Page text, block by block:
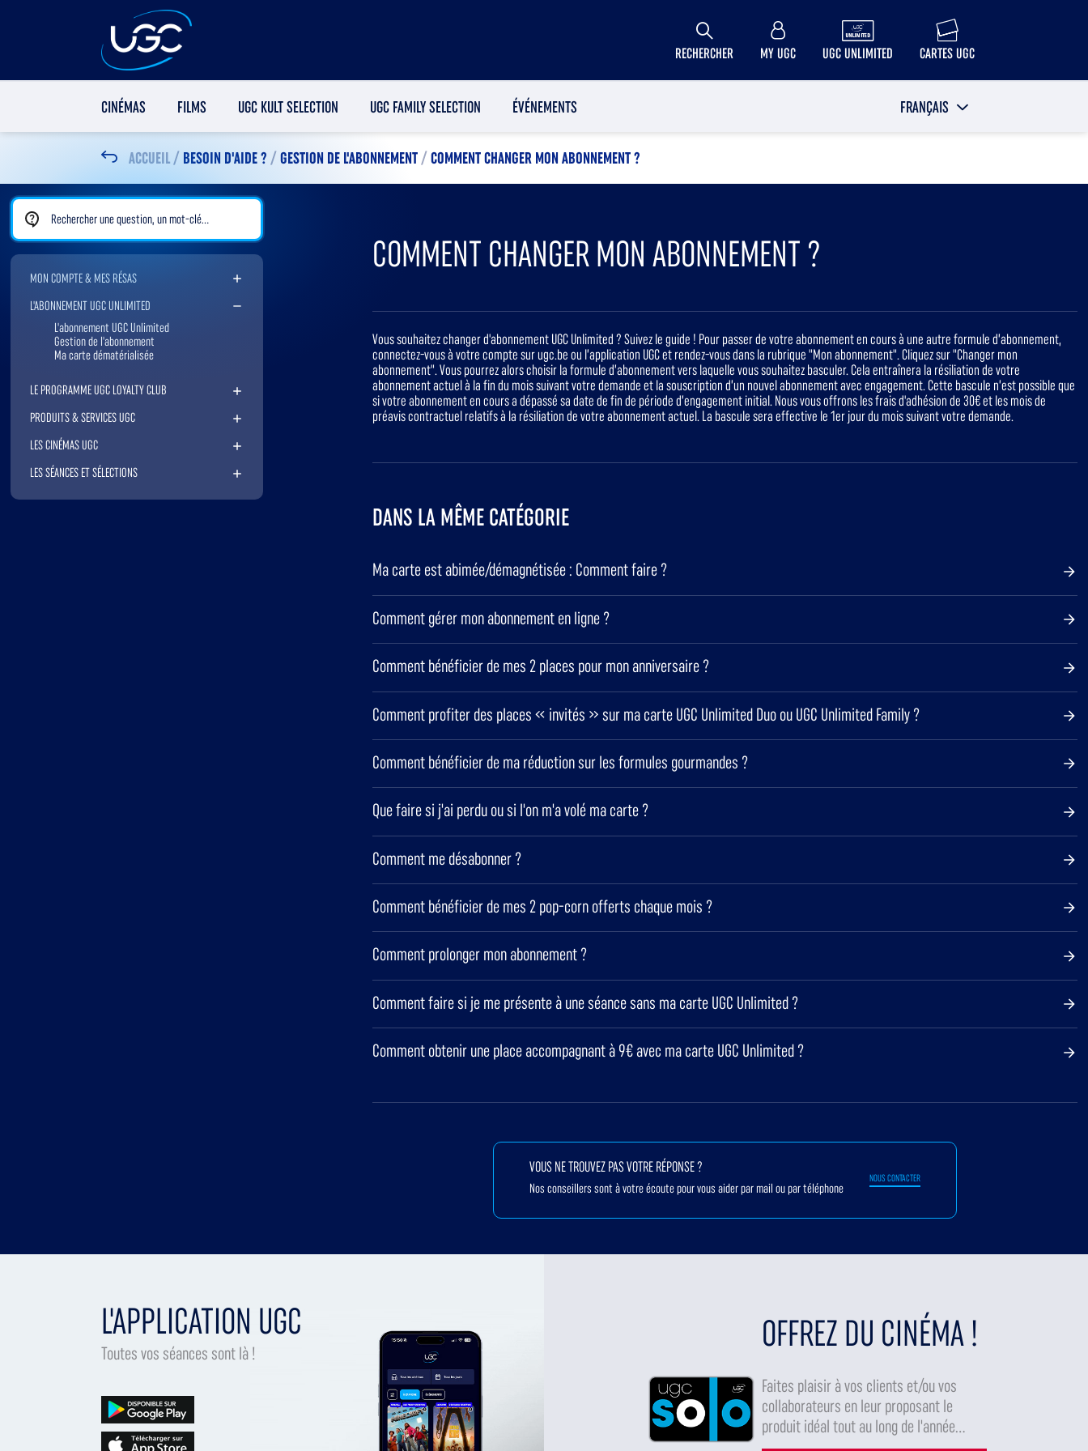
RECHERCHER MY UGC UGC UNLIMITED CARTES UGC
CINÉMAS FILMS UGC KULT SELECTION UGC FAMILY SELECTION ÉVÉNEMENTS FRANÇAIS
ACCUEIL/ BESOIN D'AIDE ? / GESTION DE L'ABONNEMENT/ COMMENT CHANGER MON ABONNEMENT ?
Rechercher une FAQ
MON COMPTE & MES RÉSAS
L'ABONNEMENT UGC UNLIMITED
L'abonnement UGC Unlimited
Gestion de l'abonnement
Ma carte dématérialisée
LE PROGRAMME UGC LOYALTY CLUB
PRODUITS & SERVICES UGC
LES CINÉMAS UGC
LES SÉANCES ET SÉLECTIONS
COMMENT CHANGER MON ABONNEMENT ?
Vous souhaitez changer d'abonnement UGC Unlimited ? Suivez le guide ! Pour passer de votre abonnement en cours à une autre formule d’abonnement,
connectez-vous à votre compte sur ugc.be ou l’application UGC et rendez-vous dans la rubrique "Mon abonnement". Cliquez sur "Changer mon
abonnement". Vous pourrez alors choisir la formule d’abonnement vers laquelle vous souhaitez basculer. Cela entraînera la résiliation de votre
abonnement actuel à la fin du mois suivant votre demande et la souscription d’un nouvel abonnement avec engagement. Cette bascule n’est possible que
si votre abonnement en cours a dépassé sa date de fin de période d’engagement initial. Nous vous offrons les frais d'adhésion de 30€ et les mois de
préavis contractuel relatifs à la résiliation de votre abonnement actuel. La bascule sera effective le 1er jour du mois suivant votre demande.
DANS LA MÊME CATÉGORIE
Ma carte est abimée/démagnétisée : Comment faire ?
Comment gérer mon abonnement en ligne ?
Comment bénéficier de mes 2 places pour mon anniversaire ?
Comment profiter des places « invités » sur ma carte UGC Unlimited Duo ou UGC Unlimited Family ?
Comment bénéficier de ma réduction sur les formules gourmandes ?
Que faire si j'ai perdu ou si l'on m'a volé ma carte ?
Comment me désabonner ?
Comment bénéficier de mes 2 pop-corn offerts chaque mois ?
Comment prolonger mon abonnement ?
Comment faire si je me présente à une séance sans ma carte UGC Unlimited ?
Comment obtenir une place accompagnant à 9€ avec ma carte UGC Unlimited ?
VOUS NE TROUVEZ PAS VOTRE RÉPONSE ?
Nos conseillers sont à votre écoute pour vous aider par mail ou par téléphone
NOUS CONTACTER
L'APPLICATION UGC
Toutes vos séances sont là ! OFFREZ DU CINÉMA !
Faites plaisir à vos clients et/ou vos
collaborateurs en leur proposant le
produit idéal tout au long de l'année...